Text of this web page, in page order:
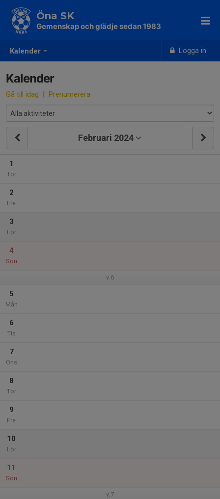
Kalender Logga in
Öna SK
Gemenskap och glädje sedan 1983
Kalender
Gå till idag | Prenumerera
Februari 2024
1
Tor
2
Fre
3
Lör
4
Sön
v.6
5
Mån
6
Tis
7
Ons
8
Tor
9
Fre
10
Lör
11
Sön
v.7